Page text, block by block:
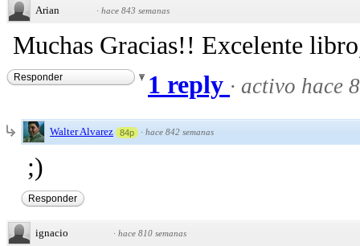
Arian · hace 843 semanas
Muchas Gracias!! Excelente
Responder 1 reply · activo hace
Walter Alvarez 84p · hace 842 semanas
;)
Responder
ignacio · hace 810 semanas